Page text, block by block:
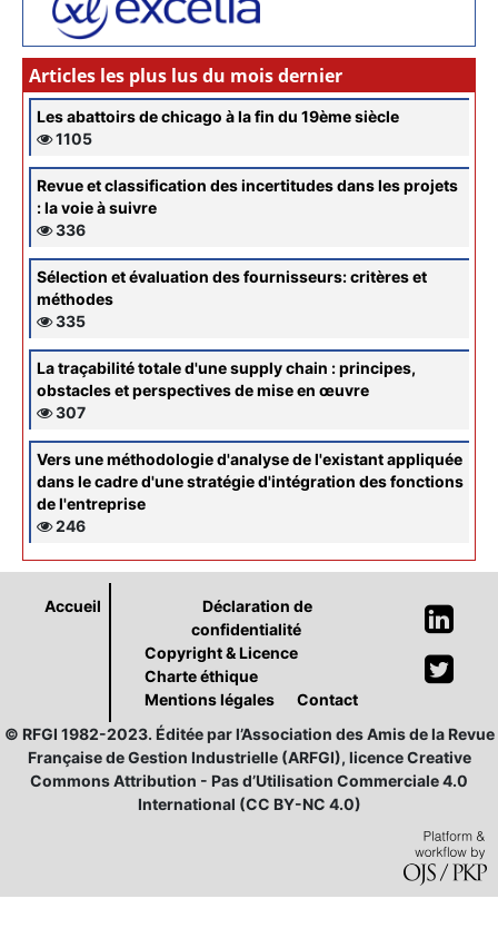
Articles les plus lus du mois dernier
Les abattoirs de chicago à la fin du 19ème siècle
1105
Revue et classification des incertitudes dans les projets
: la voie à suivre
336
Sélection et évaluation des fournisseurs: critères et
méthodes
335
La traçabilité totale d'une supply chain : principes,
obstacles et perspectives de mise en œuvre
307
Vers une méthodologie d'analyse de l'existant appliquée
dans le cadre d'une stratégie d'intégration des fonctions
de l'entreprise
246
Accueil
Déclaration de
confidentialité
Copyright & Licence
Charte éthique
Mentions légales
Contact
© RFGI 1982-2023. Éditée par l’Association des Amis de la Revue
Française de Gestion Industrielle (ARFGI), licence Creative
Commons Attribution - Pas d’Utilisation Commerciale 4.0
International (CC BY-NC 4.0)